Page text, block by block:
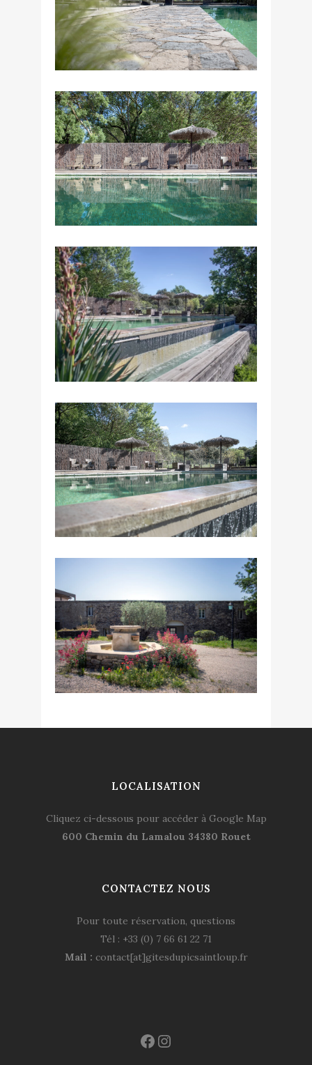
LOCALISATION
Cliquez ci-dessous pour accéder à Google Map
600 Chemin du Lamalou 34380 Rouet
CONTACTEZ NOUS
Pour toute réservation, questions
Tél : +33 (0) 7 66 61 22 71
Mail : contact[at]gitesdupicsaintloup.fr
Facebook
Instagram